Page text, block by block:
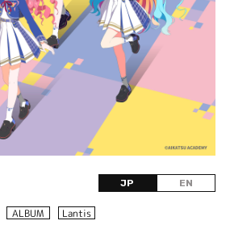
JP EN
ALBUM Lantis